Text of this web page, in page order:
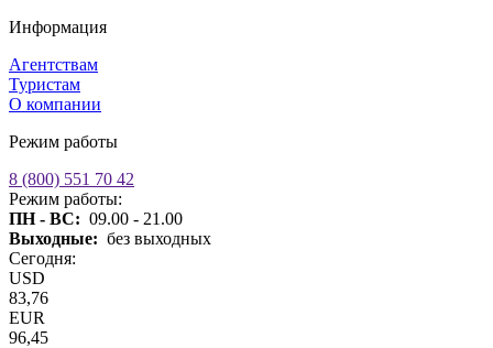
Информация
Агентствам
Туристам
О компании
Режим работы
8 (800) 551 70 42
Режим работы:
ПН - ВС: 09.00 - 21.00
Выходные: без выходных
Сегодня:
USD
83,76
EUR
96,45